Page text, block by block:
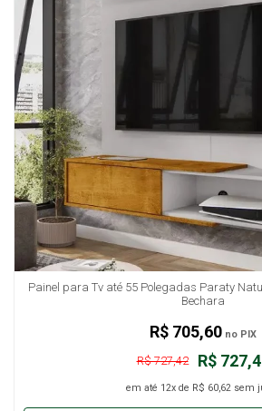
Painel para Tv até 55 Polegadas Paraty
Bechara
R$
R$ 727,42
em até 12x de R$ 60,62 sem
R$ 705,60 no PIX